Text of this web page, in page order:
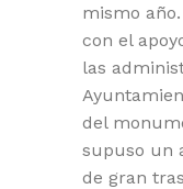
mismo
con el
las
del
supuso un
de gran